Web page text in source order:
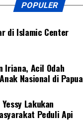
POPULER
di Islamic Center
Iriana, Acil Odah
Nasional di Papua
Lakukan
Peduli Api